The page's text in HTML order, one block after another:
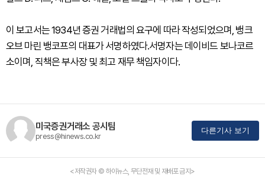
이 보고서는 1934년 증권 거래법의 요구에 따라 작성되었으며, 뱅크
오브 마린 뱅코프의 대표가 서명하였다.서명자는 데이비드 보나코르
소이며, 직책은 부사장 및 최고 재무 책임자이다.
미국증권거래소 공시팀
press@hinews.co.kr
다른기사 보기
<저작권자 © 하이뉴스, 무단전재 및 재배포 금지>